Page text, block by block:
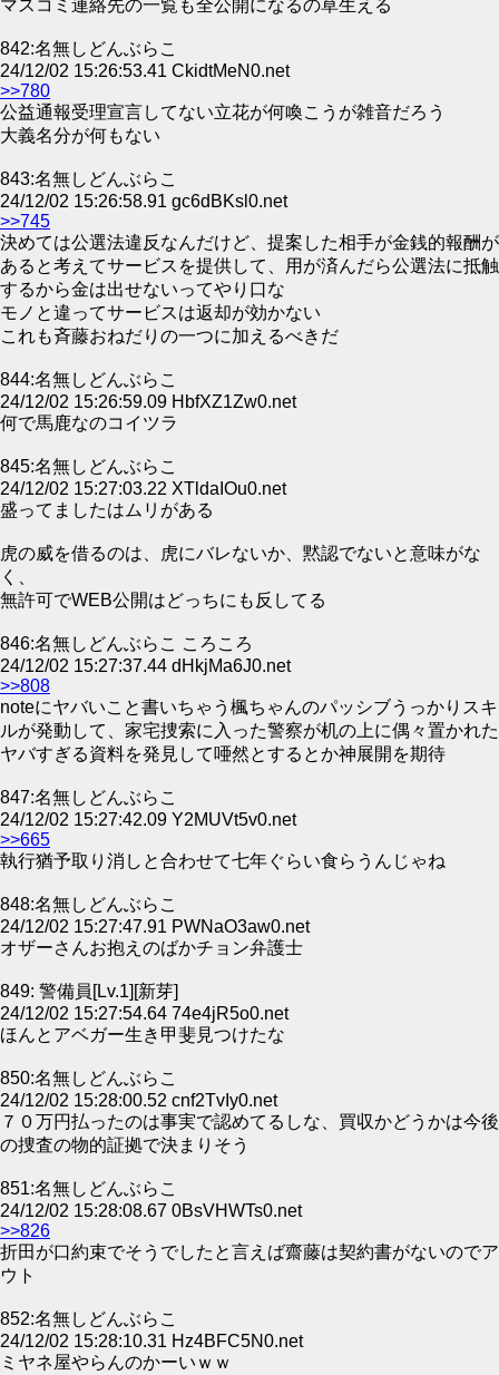
マスコミ連絡先の一覧も全公開になるの草生える
842:名無しどんぶらこ
24/12/02 15:26:53.41 CkidtMeN0.net
>>780
公益通報受理宣言してない立花が何喚こうが雑音だろう
大義名分が何もない
843:名無しどんぶらこ
24/12/02 15:26:58.91 gc6dBKsl0.net
>>745
決めては公選法違反なんだけど、提案した相手が金銭的報酬が
あると考えてサービスを提供して、用が済んだら公選法に抵触
するから金は出せないってやり口な
モノと違ってサービスは返却が効かない
これも斉藤おねだりの一つに加えるべきだ
844:名無しどんぶらこ
24/12/02 15:26:59.09 HbfXZ1Zw0.net
何で馬鹿なのコイツラ
845:名無しどんぶらこ
24/12/02 15:27:03.22 XTldaIOu0.net
盛ってましたはムリがある
虎の威を借るのは、虎にバレないか、黙認でないと意味がな
く、
無許可でWEB公開はどっちにも反してる
846:名無しどんぶらこ ころころ
24/12/02 15:27:37.44 dHkjMa6J0.net
>>808
noteにヤバいこと書いちゃう楓ちゃんのパッシブうっかりスキ
ルが発動して、家宅捜索に入った警察が机の上に偶々置かれた
ヤバすぎる資料を発見して唖然とするとか神展開を期待
847:名無しどんぶらこ
24/12/02 15:27:42.09 Y2MUVt5v0.net
>>665
執行猶予取り消しと合わせて七年ぐらい食らうんじゃね
848:名無しどんぶらこ
24/12/02 15:27:47.91 PWNaO3aw0.net
オザーさんお抱えのばかチョン弁護士
849: 警備員[Lv.1][新芽]
24/12/02 15:27:54.64 74e4jR5o0.net
ほんとアベガー生き甲斐見つけたな
850:名無しどんぶらこ
24/12/02 15:28:00.52 cnf2TvIy0.net
７０万円払ったのは事実で認めてるしな、買収かどうかは今後
の捜査の物的証拠で決まりそう
851:名無しどんぶらこ
24/12/02 15:28:08.67 0BsVHWTs0.net
>>826
折田が口約束でそうでしたと言えば齋藤は契約書がないのでア
ウト
852:名無しどんぶらこ
24/12/02 15:28:10.31 Hz4BFC5N0.net
ミヤネ屋やらんのかーいｗｗ